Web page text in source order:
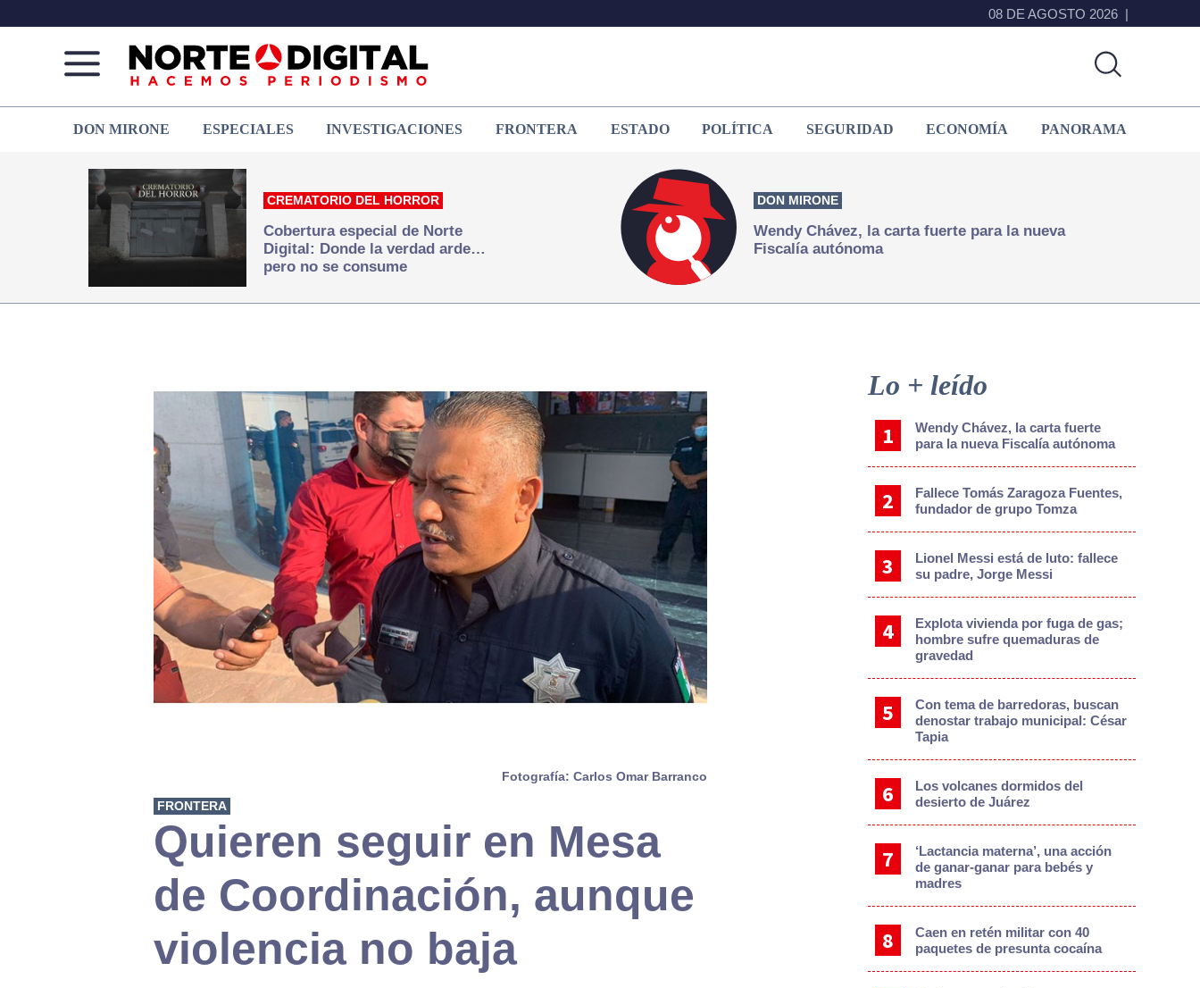
08 DE AGOSTO 2026
de
Juárez
que
hacemos periodismo
DON MIRONE ESPECIALES INVESTIGACIONES FRONTERA ESTADO POLÍTICA SEGURIDAD ECONOMÍA PANORAMA
CREMATORIO DEL HORROR
Cobertura especial de Norte
Digital: Donde la verdad arde…
pero no se consume
DON MIRONE
Wendy Chávez, la carta fuerte para la nueva
Fiscalía autónoma
Fotografía: Carlos Omar Barranco
FRONTERA
Quieren seguir en Mesa
de Coordinación, aunque
violencia no baja
Sidebar
Lo + leído
Wendy Chávez, la carta fuerte
para la nueva Fiscalía autónoma
Fallece Tomás Zaragoza Fuentes,
fundador de grupo Tomza
Lionel Messi está de luto: fallece
su padre, Jorge Messi
Explota vivienda por fuga de gas;
hombre sufre quemaduras de
gravedad
Con tema de barredoras, buscan
denostar trabajo municipal: César
Tapia
Los volcanes dormidos del
desierto de Juárez
‘Lactancia materna’, una acción
de ganar-ganar para bebés y
madres
Caen en retén militar con 40
paquetes de presunta cocaína